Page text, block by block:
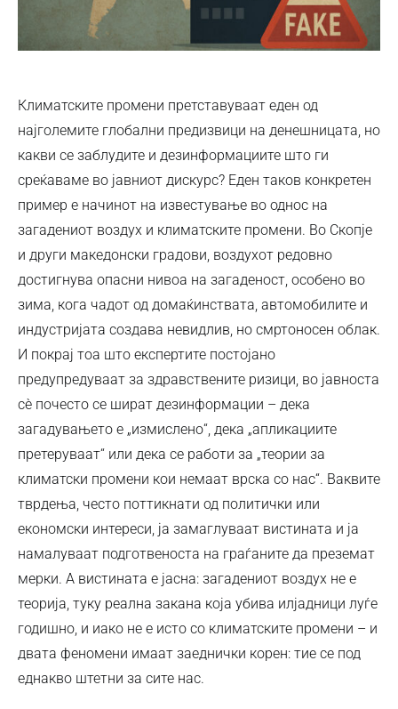
Климатските промени претставуваат еден од
најголемите глобални предизвици на денешницата, но
какви се заблудите и дезинформациите што ги
среќаваме во јавниот дискурс? Еден таков конкретен
пример е начинот на известување во однос на
загадениот воздух и климатските промени. Во Скопје
и други македонски градови, воздухот редовно
достигнува опасни нивоа на загаденост, особено во
зима, кога чадот од домаќинствата, автомобилите и
индустријата создава невидлив, но смртоносен облак.
И покрај тоа што експертите постојано
предупредуваат за здравствените ризици, во јавноста
сѐ почесто се шират дезинформации – дека
загадувањето е „измислено“, дека „апликациите
претеруваат“ или дека се работи за „теории за
климатски промени кои немаат врска со нас“. Ваквите
тврдења, често поттикнати од политички или
економски интереси, ја замаглуваат вистината и ја
намалуваат подготвеноста на граѓаните да преземат
мерки. А вистината е јасна: загадениот воздух не е
теорија, туку реална закана која убива илјадници луѓе
годишно, и иако не е исто со климатските промени – и
двата феномени имаат заеднички корен: тие се под
еднакво штетни за сите нас.